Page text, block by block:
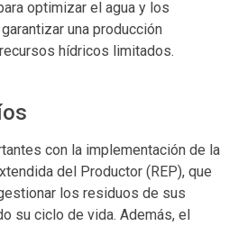
optimizar el agua y los
una producción
hídricos limitados​.
con la implementación de la
del Productor (REP), que
los residuos de sus
su ciclo de vida​. Además, el